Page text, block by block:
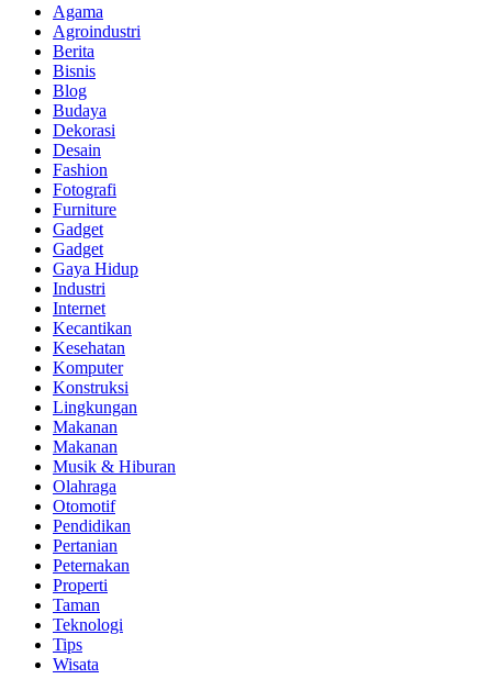
Agama
Agroindustri
Berita
Bisnis
Blog
Budaya
Dekorasi
Desain
Fashion
Fotografi
Furniture
Gadget
Gadget
Gaya Hidup
Industri
Internet
Kecantikan
Kesehatan
Komputer
Konstruksi
Lingkungan
Makanan
Makanan
Musik & Hiburan
Olahraga
Otomotif
Pendidikan
Pertanian
Peternakan
Properti
Taman
Teknologi
Tips
Wisata